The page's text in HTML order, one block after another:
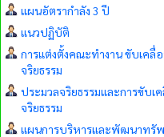
แผนอัตรากำลัง 3 ปี
แนวปฏิบัติ
การแต่งตั้งคณะทำงาน ขับเคลื่
จริยธรรม
ประมวลจริยธรรมและการขับเ
จริยธรรม
แผนการบริหารและพัฒนาทรั